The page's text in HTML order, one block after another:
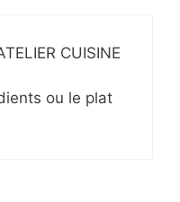
CUISINE
ou le plat